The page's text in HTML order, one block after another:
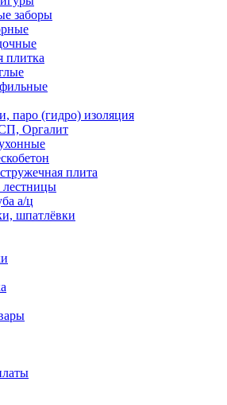
заборы
плитка
паро (гидро) изоляция
Оргалит
плита
лестницы
а/ц
шпатлёвки